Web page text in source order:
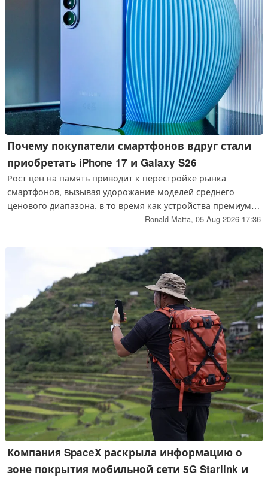
Почему покупатели смартфонов вдруг стали
приобретать iPhone 17 и Galaxy S26
Рост цен на память приводит к перестройке рынка
смартфонов, вызывая удорожание моделей среднего
ценового диапазона, в то время как устройства премиум-
класса, такие как Apple iPhone 17 и серия Samsung Galaxy
года доля смартфонов стоимостью 600 долларов и выше
на рынке достигла рекордных 29 %. Компании Apple и
Samsung по-прежнему доминируют в этом сегменте.
Ronald Matta, 05 Aug 2026 17:36
Компания SpaceX раскрыла информацию о
зоне покрытия мобильной сети 5G Starlink и